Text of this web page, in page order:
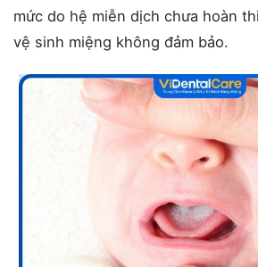
mức do hệ miễn dịch chưa hoàn
vệ sinh miệng không đảm bảo.